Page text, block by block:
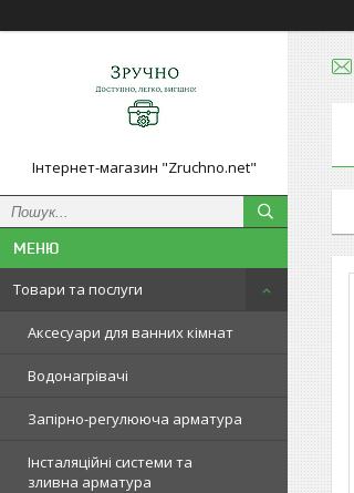
Інтернет-магазин "Zruchno.net"
Товари та послуги
Аксесуари для ванних кімнат
Водонагрівачі
Запірно-регулююча арматура
Інсталяційні системи та
зливна арматура